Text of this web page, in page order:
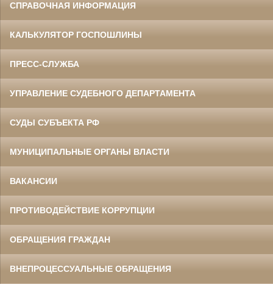
СПРАВОЧНАЯ ИНФОРМАЦИЯ
КАЛЬКУЛЯТОР ГОСПОШЛИНЫ
ПРЕСС-СЛУЖБА
УПРАВЛЕНИЕ СУДЕБНОГО ДЕПАРТАМЕНТА
СУДЫ СУБЪЕКТА РФ
МУНИЦИПАЛЬНЫЕ ОРГАНЫ ВЛАСТИ
ВАКАНСИИ
ПРОТИВОДЕЙСТВИЕ КОРРУПЦИИ
ОБРАЩЕНИЯ ГРАЖДАН
ВНЕПРОЦЕССУАЛЬНЫЕ ОБРАЩЕНИЯ